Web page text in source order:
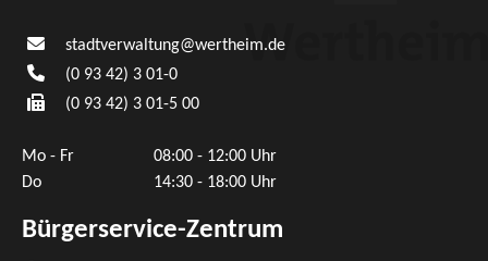
stadtverwaltung@wertheim.de
(0 93 42) 3 01-0
(0 93 42) 3 01-5 00
Mo - Fr
08:00 - 12:00 Uhr
Do
14:30 - 18:00 Uhr
Bürgerservice-Zentrum